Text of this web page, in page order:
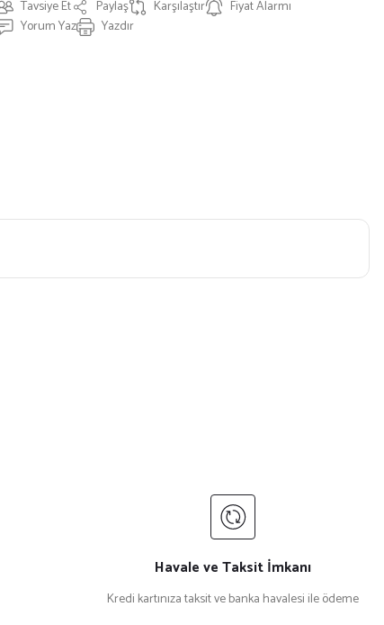
Tavsiye Et Paylaş Karşılaştır
Fiyat Alarmı
Yorum Yaz
Yazdır
Havale ve Taksit İmkanı
Kredi kartınıza taksit ve banka havalesi ile ödeme